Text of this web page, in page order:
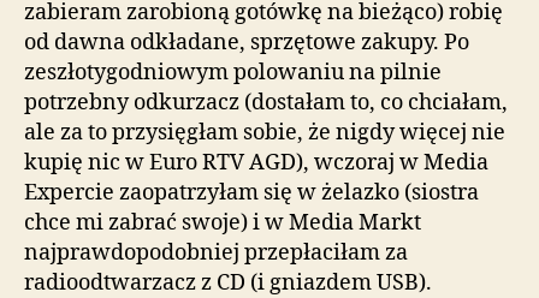
zabieram zarobioną gotówkę na bieżąco) robię
od dawna odkładane, sprzętowe zakupy. Po
zeszłotygodniowym polowaniu na pilnie
potrzebny odkurzacz (dostałam to, co chciałam,
ale za to przysięgłam sobie, że nigdy więcej nie
kupię nic w Euro RTV AGD), wczoraj w Media
Expercie zaopatrzyłam się w żelazko (siostra
chce mi zabrać swoje) i w Media Markt
najprawdopodobniej przepłaciłam za
radioodtwarzacz z CD (i gniazdem USB).